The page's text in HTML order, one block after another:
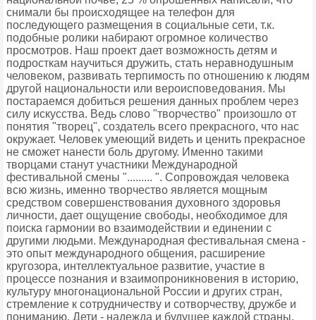
снимали бы происходящее на телефон для
последующего размещения в социальные сети, т.к.
подобные ролики набирают огромное количество
просмотров. Наш проект дает возможность детям и
подросткам научиться дружить, стать неравнодушным
человеком, развивать терпимость по отношению к людям
другой национальности или вероисповедования. Мы
постараемся добиться решения данных проблем через
силу искусства. Ведь слово "творчество" произошло от
понятия "творец", создатель всего прекрасного, что нас
окружает. Человек умеющий видеть и ценить прекрасное
не сможет нанести боль другому. Именно такими
творцами станут участники Международной
фестивальной смены "......... ". Сопровождая человека
всю жизнь, именно творчество является мощным
средством совершенствования духовного здоровья
личности, дает ощущение свободы, необходимое для
поиска гармонии во взаимодействии и единении с
другими людьми. Международная фестивальная смена -
это опыт международного общения, расширение
кругозора, интеллектуальное развитие, участие в
процессе познания и взаимопроникновения в историю,
культуру многонациональной России и других стран,
стремление к сотрудничеству и сотворчеству, дружбе и
пониманию. Дети - надежда и будущее каждой страны.